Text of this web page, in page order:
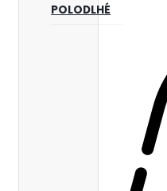
POLODLHÉ